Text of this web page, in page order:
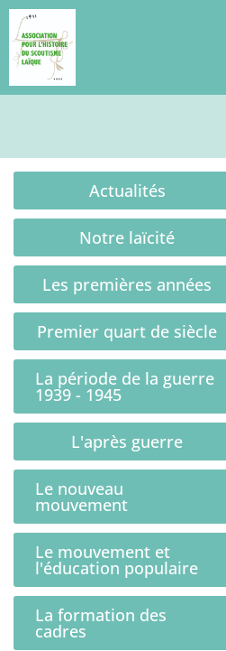
Actualités
Notre laïcité
Les premières années
Premier quart de siècle
La période de la guerre
1939 - 1945
L'après guerre
Le nouveau
mouvement
Le mouvement et
l'éducation populaire
La formation des
cadres